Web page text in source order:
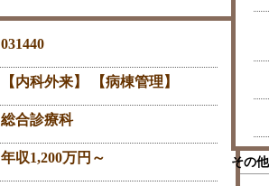
031440
【内科外来】 【病棟管理】
総合診療科
年収1,200万円～ その